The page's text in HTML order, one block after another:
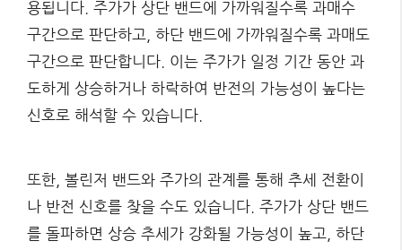
용됩니다. 주가가 상단 밴드에 가까워질수록 과매수
구간으로 판단하고, 하단 밴드에 가까워질수록 과매도
구간으로 판단합니다. 이는 주가가 일정 기간 동안 과
도하게 상승하거나 하락하여 반전의 가능성이 높다는
신호로 해석할 수 있습니다.
또한, 볼린저 밴드와 주가의 관계를 통해 추세 전환이
나 반전 신호를 찾을 수도 있습니다. 주가가 상단 밴드
를 돌파하면 상승 추세가 강화될 가능성이 높고, 하단